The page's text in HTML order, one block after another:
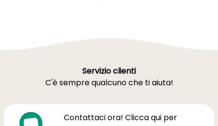
Servizio clienti
C'è sempre qualcuno che ti aiuta!
Contattaci ora! Clicca qui per